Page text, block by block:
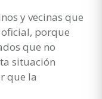
y vecinas que
porque
que no
situación
que la